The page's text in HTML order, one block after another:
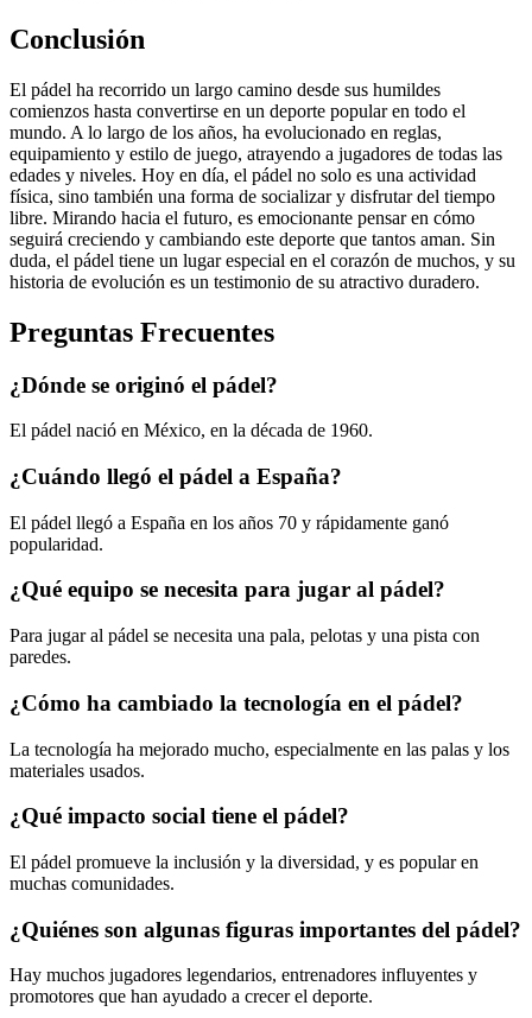
Conclusión
El pádel ha recorrido un largo camino desde sus humildes
comienzos hasta convertirse en un deporte popular en todo el
mundo. A lo largo de los años, ha evolucionado en reglas,
equipamiento y estilo de juego, atrayendo a jugadores de todas las
edades y niveles. Hoy en día, el pádel no solo es una actividad
física, sino también una forma de socializar y disfrutar del tiempo
libre. Mirando hacia el futuro, es emocionante pensar en cómo
seguirá creciendo y cambiando este deporte que tantos aman. Sin
duda, el pádel tiene un lugar especial en el corazón de muchos, y su
historia de evolución es un testimonio de su atractivo duradero.
Preguntas Frecuentes
¿Dónde se originó el pádel?
El pádel nació en México, en la década de 1960.
¿Cuándo llegó el pádel a España?
El pádel llegó a España en los años 70 y rápidamente ganó
popularidad.
¿Qué equipo se necesita para jugar al pádel?
Para jugar al pádel se necesita una pala, pelotas y una pista con
paredes.
¿Cómo ha cambiado la tecnología en el pádel?
La tecnología ha mejorado mucho, especialmente en las palas y los
materiales usados.
¿Qué impacto social tiene el pádel?
El pádel promueve la inclusión y la diversidad, y es popular en
muchas comunidades.
¿Quiénes son algunas figuras importantes del pádel?
Hay muchos jugadores legendarios, entrenadores influyentes y
promotores que han ayudado a crecer el deporte.